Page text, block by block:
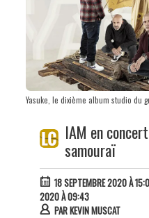
Yasuke, le dixième album studio du
IAM en
samouraï
18 SEPTEMBRE 2020 À
2020 À 09:43
PARKEVIN MUSCAT